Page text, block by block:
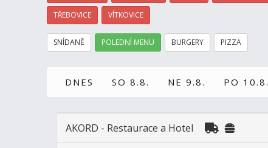
TŘEBOVICE VÍTKOVICE
SNÍDANĚ POLEDNÍ MENU BURGERY PIZZA
DNES SO 8.8. NE 9.8. PO 10.8.
AKORD - Restaurace a Hotel